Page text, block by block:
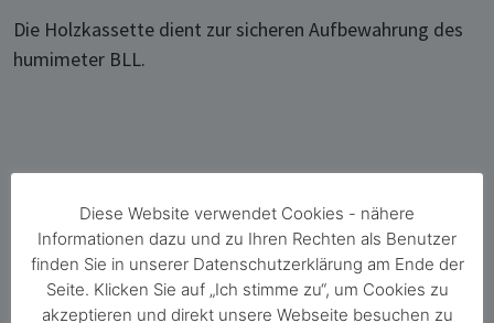
Die Holzkassette dient zur sicheren Aufbewahrung des
humimeter BLL.
Florian Postl
Geschäftsleitung Vertriebswesen und
Diese Website verwendet Cookies - nähere
Informationen dazu und zu Ihren Rechten als Benutzer
finden Sie in unserer Datenschutzerklärung am Ende der
Seite. Klicken Sie auf „Ich stimme zu“, um Cookies zu
akzeptieren und direkt unsere Webseite besuchen zu